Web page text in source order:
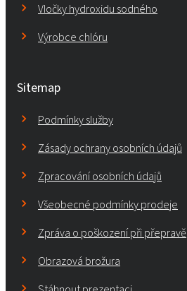
Vločky hydroxidu sodného
Výrobce chlóru
Sitemap
Podmínky služby
Zásady ochrany osobních údajů
Zpracování osobních údajů
Všeobecné podmínky prodeje
Zpráva o poškození při přepravě
Obrazová brožura